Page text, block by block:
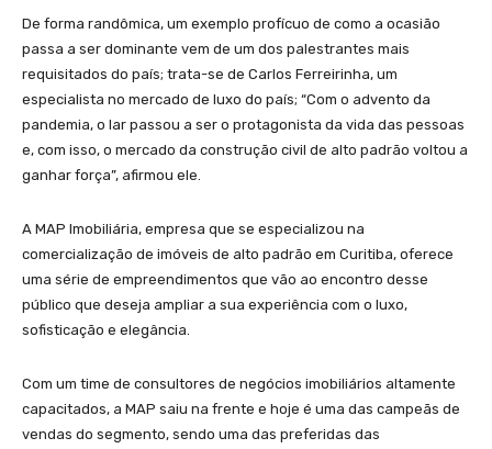
De forma randômica, um exemplo profícuo de como a ocasião
passa a ser dominante vem de um dos palestrantes mais
requisitados do país; trata-se de Carlos Ferreirinha, um
especialista no mercado de luxo do país; “Com o advento da
pandemia, o lar passou a ser o protagonista da vida das pessoas
e, com isso, o mercado da construção civil de alto padrão voltou a
ganhar força”, afirmou ele.
A MAP Imobiliária, empresa que se especializou na
comercialização de imóveis de alto padrão em Curitiba, oferece
uma série de empreendimentos que vão ao encontro desse
público que deseja ampliar a sua experiência com o luxo,
sofisticação e elegância.
Com um time de consultores de negócios imobiliários altamente
capacitados, a MAP saiu na frente e hoje é uma das campeãs de
vendas do segmento, sendo uma das preferidas das